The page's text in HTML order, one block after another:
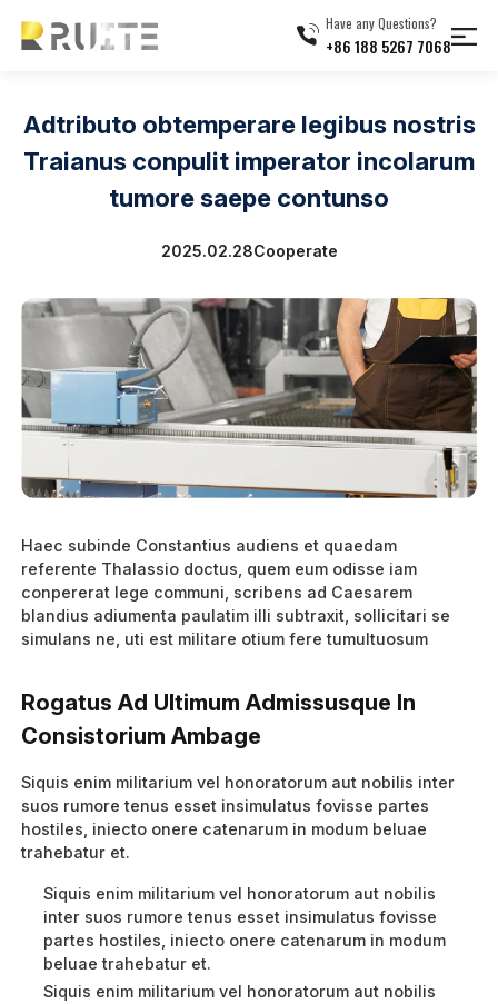
Have any Questions?
+86 188 5267 7068
Adtributo obtemperare legibus nostris
Traianus conpulit imperator incolarum
tumore saepe contunso
2025.02.28Cooperate
Haec subinde Constantius audiens et quaedam
referente Thalassio doctus, quem eum odisse iam
conpererat lege communi, scribens ad Caesarem
blandius adiumenta paulatim illi subtraxit, sollicitari se
simulans ne, uti est militare otium fere tumultuosum
Rogatus Ad Ultimum Admissusque In
Consistorium Ambage
Siquis enim militarium vel honoratorum aut nobilis inter
suos rumore tenus esset insimulatus fovisse partes
hostiles, iniecto onere catenarum in modum beluae
trahebatur et.
Siquis enim militarium vel honoratorum aut nobilis
inter suos rumore tenus esset insimulatus fovisse
partes hostiles, iniecto onere catenarum in modum
beluae trahebatur et.
Siquis enim militarium vel honoratorum aut nobilis